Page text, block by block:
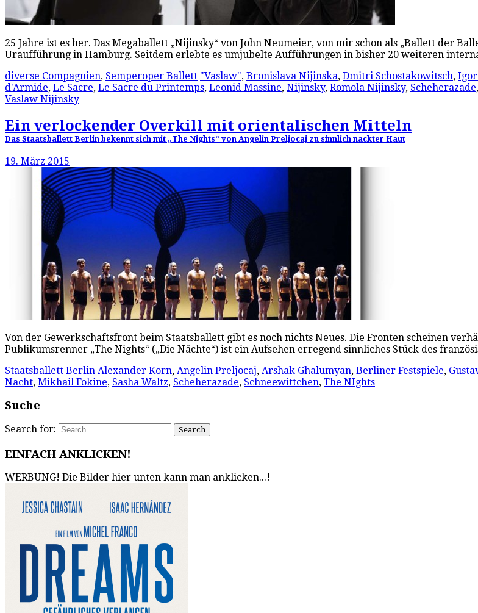
25 Jahre ist es her. Das Megaballett „Nijinsky“ von John Neumeier, von mir schon als „Ballett der
Uraufführung in Hamburg. Seitdem erlebte es umjubelte Aufführungen in bisher 20 weiteren
diverse Compagnien, Semperoper Ballett "Vaslaw", Bronislava Nijinska, Dmitri Schostakowitsch,
d'Armide, Le Sacre, Le Sacre du Printemps, Leonid Massine, Nijinsky, Romola Nijinsky, Scheherazade,
Vaslaw Nijinsky
Ein verlockender Overkill mit orientalischen Mitteln
Das Staatsballett Berlin bekennt sich mit „The Nights“ von Angelin Preljocaj zu sinnlich nackter Haut
19. März 2015
Von der Gewerkschaftsfront beim Staatsballett gibt es noch nichts Neues. Die Fronten scheinen
Publikumsrenner „The Nights“ („Die Nächte“) ist ein Aufsehen erregend sinnliches Stück des
Staatsballett Berlin Alexander Korn, Angelin Preljocaj, Arshak Ghalumyan, Berliner Festspiele,
Nacht, Mikhail Fokine, Sasha Waltz, Scheherazade, Schneewittchen, The NIghts
Suche
Search for:
EINFACH ANKLICKEN!
WERBUNG! Die Bilder hier unten kann man anklicken...!